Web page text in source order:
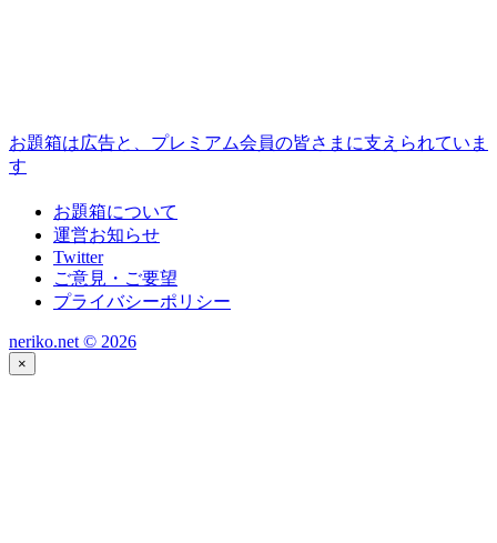
お題箱は広告と、プレミアム会員の皆さまに支えられていま
す
お題箱について
運営お知らせ
Twitter
ご意見・ご要望
プライバシーポリシー
neriko.net © 2026
×